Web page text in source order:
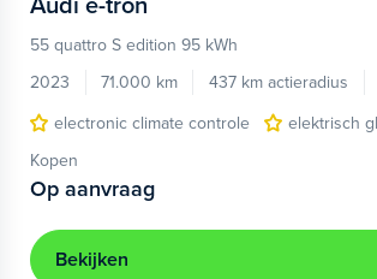
Audi e-tron
55 quattro S edition 95 kWh
2023
71.000 km 437 km actieradius
electronic climate controle
elektrisch
Kopen
Op aanvraag
Bekijken